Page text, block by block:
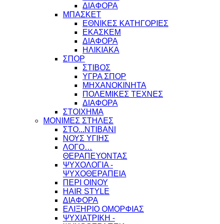
ΔΙΑΦΟΡΑ
ΜΠΑΣΚΕΤ
ΕΘΝΙΚΕΣ ΚΑΤΗΓΟΡΙΕΣ
ΕΚΑΣΚΕΜ
ΔΙΑΦΟΡΑ
ΗΛΙΚΙΑΚΑ
ΣΠΟΡ
ΣΤΙΒΟΣ
ΥΓΡΑ ΣΠΟΡ
ΜΗΧΑΝΟΚΙΝΗΤΑ
ΠΟΛΕΜΙΚΕΣ ΤΕΧΝΕΣ
ΔΙΑΦΟΡΑ
ΣΤΟΙΧΗΜΑ
ΜΟΝΙΜΕΣ ΣΤΗΛΕΣ
ΣΤΟ...ΝΤΙΒΑΝΙ
ΝΟΥΣ ΥΓΙΗΣ
ΛΟΓΟ…
ΘΕΡΑΠΕΥΟΝΤΑΣ
ΨΥΧΟΛΟΓΙΑ -
ΨΥΧΟΘΕΡΑΠΕΙΑ
ΠΕΡΙ ΟΙΝΟΥ
HAIR STYLE
ΔΙΑΦΟΡΑ
ΕΛΙΞΗΡΙΟ ΟΜΟΡΦΙΑΣ
ΨΥΧΙΑΤΡΙΚΗ -